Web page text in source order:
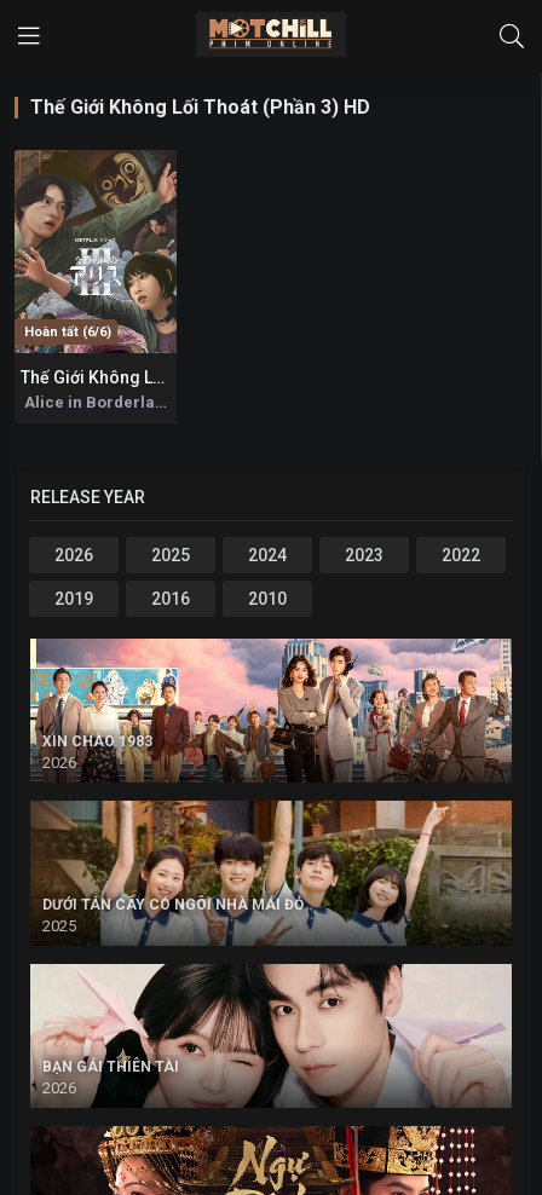
Thế Giới Không Lối Thoát (Phần 3) HD
Hoàn tất (6/6)
9
Thế Giới Không Lối Thoát (Phần 3)
Alice in Borderland (Season 3) 2025
RELEASE YEAR
2026 2025 2024 2023 2022
2019 2016 2010
XIN CHÀO 1983
2026
DƯỚI TÁN CÂY CÓ NGÔI NHÀ MÁI ĐỎ
2025
BẠN GÁI THIÊN TÀI
2026